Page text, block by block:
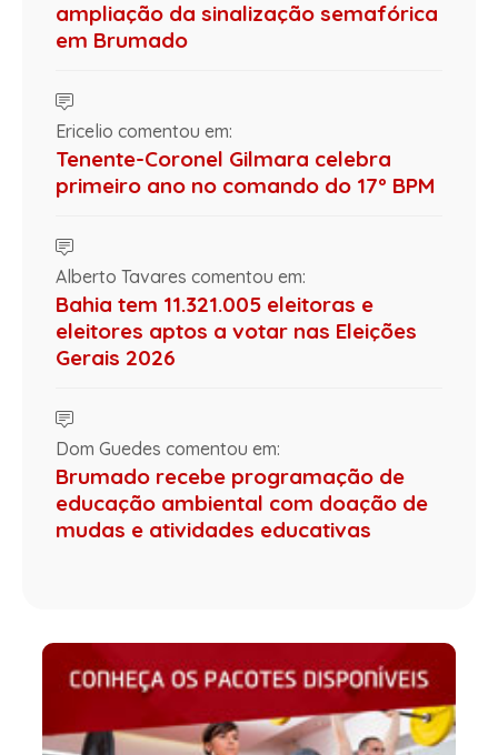
ampliação da sinalização semafórica
em Brumado
Ericelio comentou em:
Tenente-Coronel Gilmara celebra
primeiro ano no comando do 17º BPM
Alberto Tavares comentou em:
Bahia tem 11.321.005 eleitoras e
eleitores aptos a votar nas Eleições
Gerais 2026
Dom Guedes comentou em:
Brumado recebe programação de
educação ambiental com doação de
mudas e atividades educativas